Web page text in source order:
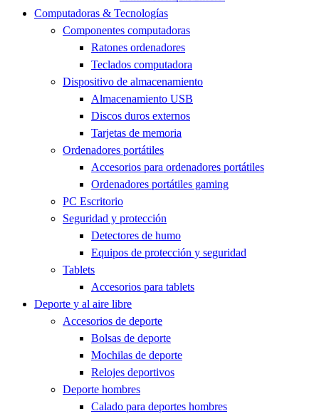
Computadoras & Tecnologías
Componentes computadoras
Ratones ordenadores
Teclados computadora
Dispositivo de almacenamiento
Almacenamiento USB
Discos duros externos
Tarjetas de memoria
Ordenadores portátiles
Accesorios para ordenadores portátiles
Ordenadores portátiles gaming
PC Escritorio
Seguridad y protección
Detectores de humo
Equipos de protección y seguridad
Tablets
Accesorios para tablets
Deporte y al aire libre
Accesorios de deporte
Bolsas de deporte
Mochilas de deporte
Relojes deportivos
Deporte hombres
Calado para deportes hombres